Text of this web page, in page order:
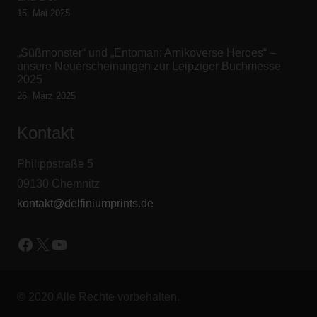
15. Mai 2025
„Süßmonster“ und „Entoman: Amikoverse Heroes“ –
unsere Neuerscheinungen zur Leipziger Buchmesse
2025
26. März 2025
Kontakt
Philippstraße 5
09130 Chemnitz
kontakt@delfiniumprints.de
Facebook
X YouTube